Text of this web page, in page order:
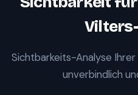
Sichtbarkeits-Analyse
unverbindlich